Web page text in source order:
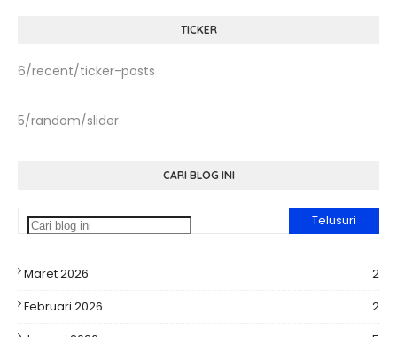
TICKER
6/recent/ticker-posts
5/random/slider
CARI BLOG INI
Maret 2026
2
Februari 2026
2